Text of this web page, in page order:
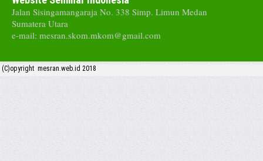
Jalan Sisingamangaraja No. 338 Simp. Limun Medan
Sumatera Utara
e-mail: mesran.skom.mkom@gmail.com
(C)opyright mesran.web.id 2018